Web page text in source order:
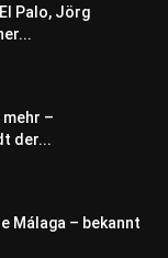
Palo, Jörg
–
der...
Málaga – bekannt